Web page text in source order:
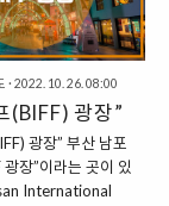
이다. 롯데그룹의 영
네마“ 역시도 잠실
수 있다. 이는 롯데월
하고 있으며, 롯데
의 플래그십 스토어
실 롯데월드몰, 롯데
워“ 롯데시네마 월드
십 스토어로 21개관,
· 2022. 10. 26. 08:00
(BIFF) 광장”
광장” 부산 남포
장”이라는 곳이 있
International